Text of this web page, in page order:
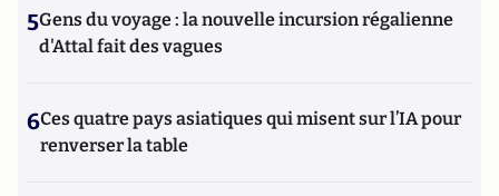
5Gens du voyage : la nouvelle incursion régalienne
d'Attal fait des vagues
6Ces quatre pays asiatiques qui misent sur l’IA pour
renverser la table